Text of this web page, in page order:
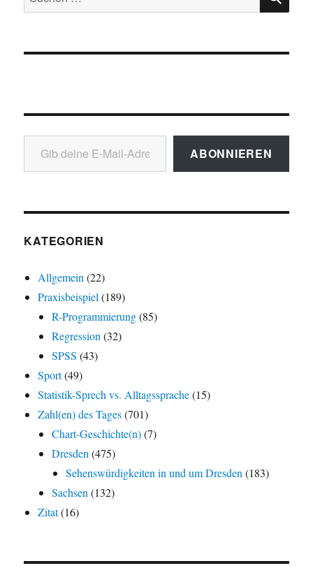
nach:
Gib deine E-Mail-Adresse ein ...
ABONNIEREN
KATEGORIEN
Allgemein (22)
Praxisbeispiel (189)
R-Programmierung(85)
Regression (32)
SPSS (43)
Sport(49)
Statistik-Sprech vs. Alltagssprache(15)
Zahl(en) des Tages(701)
Chart-Geschichte(n)(7)
Dresden (475)
Sehenswürdigkeiten in und um Dresden (183)
Sachsen (132)
Zitat(16)